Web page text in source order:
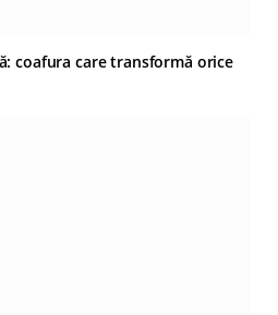
coafura care transformă orice